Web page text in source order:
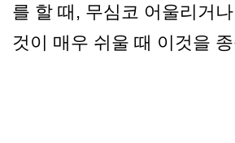
를 할 때, 무심코 어울리거
것이 매우 쉬울 때 이것을